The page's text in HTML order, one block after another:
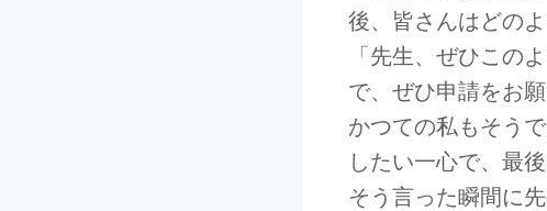
後、皆さんはどの
「先生、ぜひこの
で、ぜひ申請をお
かつての私もそう
したい一心で、最
そう言った瞬間に